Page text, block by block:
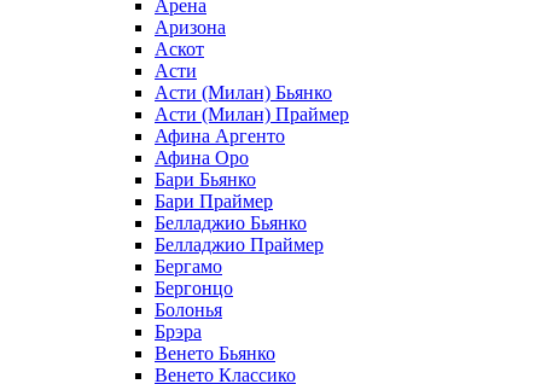
Арена
Аризона
Аскот
Асти
Асти (Милан) Бьянко
Асти (Милан) Праймер
Афина Аргенто
Афина Оро
Бари Бьянко
Бари Праймер
Белладжио Бьянко
Белладжио Праймер
Бергамо
Бергонцо
Болонья
Брэра
Венето Бьянко
Венето Классико